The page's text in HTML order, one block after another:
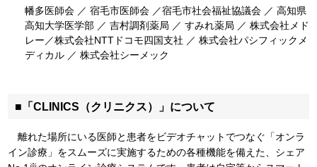
幡多医師会 ／ 宿毛市医師会 ／宿毛市社会福祉協議会 ／ 高知県
高知大学医学部 ／ 吉村調剤薬局 ／ すみれ薬局 ／ 株式会社メド
レー／株式会社NTTドコモ四国支社 ／ 株式会社パシフィックメ
ディカル ／ 株式会社シーメック
■「CLINICS（クリニクス）」について
離れた場所にいる医師と患者をビデオチャットでつなぐ「オンラ
イン診療」をスムーズに実施するための各種機能を備えた、シェア